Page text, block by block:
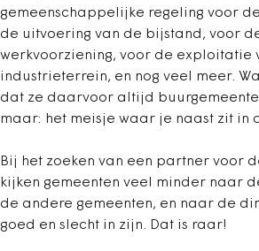
gemeenschappelijke regeling voor
de uitvoering van de bijstand, voor
werkvoorziening, voor de exploitatie
industrieterrein, en nog veel meer.
dat ze daarvoor altijd
maar: het meisje waar je naast zit in
Bij het zoeken van een partner voor
kijken gemeenten veel minder naar
de andere gemeenten, en naar de
goed en slecht in zijn. Dat is raar!